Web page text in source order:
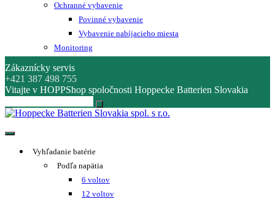
Ochranné vybavenie
Povinné vybavenie
Vybavenie nabíjacieho miesta
Monitoring
Zákaznícky servis
+421 387 498 755
Vitajte v HOPPShop spoločnosti Hoppecke Batterien Slovakia
Hoppecke Batterien Slovakia spol. s r.o.
Online B2B konfigurátor HOPPECKE
Vyhľadanie batérie
Podľa napätia
6 voltov
12 voltov